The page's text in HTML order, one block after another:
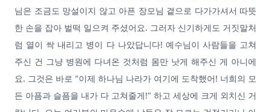
님은 조금도 망설이지 않고 아픈 장모님 곁으로 다가가셔서 따뜻
한 손을 잡아 벌떡 일으켜 주셨어요. 그러자 신기하게도 거짓말처
럼 열이 싹 내리고 병이 다 나았답니다! 예수님이 사람들을 고쳐
주신 건 그냥 병원에 다녀온 것처럼 몸만 낫게 해주신 게 아니에
요. 그것은 바로 "이제 하나님 나라가 여기에 도착했어! 너희의 모
든 아픔과 슬픔을 내가 다 고쳐줄게!" 하고 세상에 크게 외치신 거